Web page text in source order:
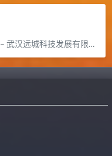
汉远城科技发展有限公司